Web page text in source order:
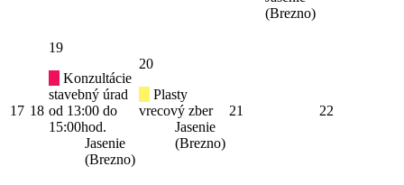
(Brezno)
17 18
19
Konzultácie
stavebný úrad
od 13:00 do
15:00hod.
Jasenie
(Brezno)
20
Plasty
vrecový zber
Jasenie
(Brezno)
21 22